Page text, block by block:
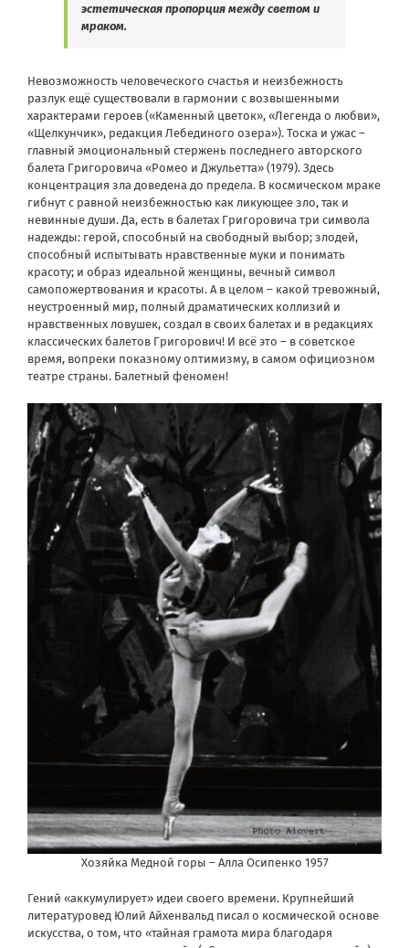
эстетическая пропорция между светом и
мраком.
Невозможность человеческого счастья и неизбежность
разлук ещё существовали в гармонии с возвышенными
характерами героев («Каменный цветок», «Легенда о любви»,
«Щелкунчик», редакция Лебединого озера»). Тоска и ужас –
главный эмоциональный стержень последнего авторского
балета Григоровича «Ромео и Джульетта» (1979). Здесь
концентрация зла доведена до предела. В космическом мраке
гибнут с равной неизбежностью как ликующее зло, так и
невинные души. Да, есть в балетах Григоровича три символа
надежды: герой, способный на свободный выбор; злодей,
способный испытывать нравственные муки и понимать
красоту; и образ идеальной женщины, вечный символ
самопожертвования и красоты. А в целом – какой тревожный,
неустроенный мир, полный драматических коллизий и
нравственных ловушек, создал в своих балетах и в редакциях
классических балетов Григорович! И всё это – в советское
время, вопреки показному оптимизму, в самом официозном
театре страны. Балетный феномен!
Хозяйка Медной горы – Алла Осипенко 1957
Гений «аккумулирует» идеи своего времени. Крупнейший
литературовед Юлий Айхенвальд писал о космической основе
искусства, о том, что «тайная грамота мира благодаря